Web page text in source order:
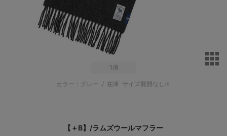
1 /8
カラー：グレー / 在庫 サイズ展開なし:☓
【＋B】/ラムズウールマフラー